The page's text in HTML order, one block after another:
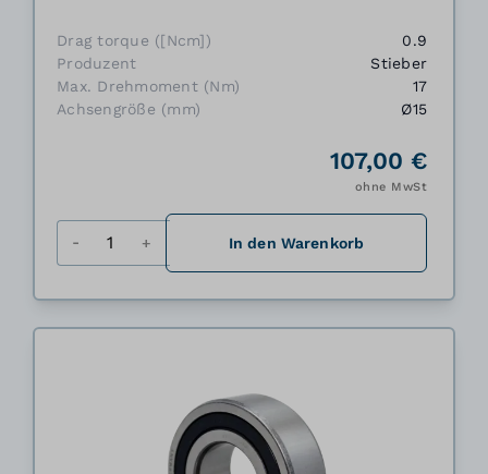
Drag torque ([Ncm])
0.9
Produzent
Stieber
Max. Drehmoment (Nm)
17
Achsengröße (mm)
Ø15
107,00 €
ohne MwSt
In den Warenkorb